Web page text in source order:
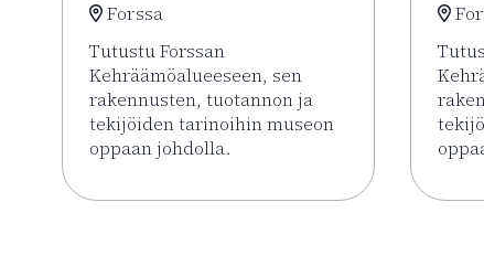
Forssa
Tutustu Forssan
Kehräämöalueeseen, sen
rakennusten, tuotannon ja
tekijöiden tarinoihin museon
oppaan johdolla.
Lue lisää tapahtumasta Opastetut Lue